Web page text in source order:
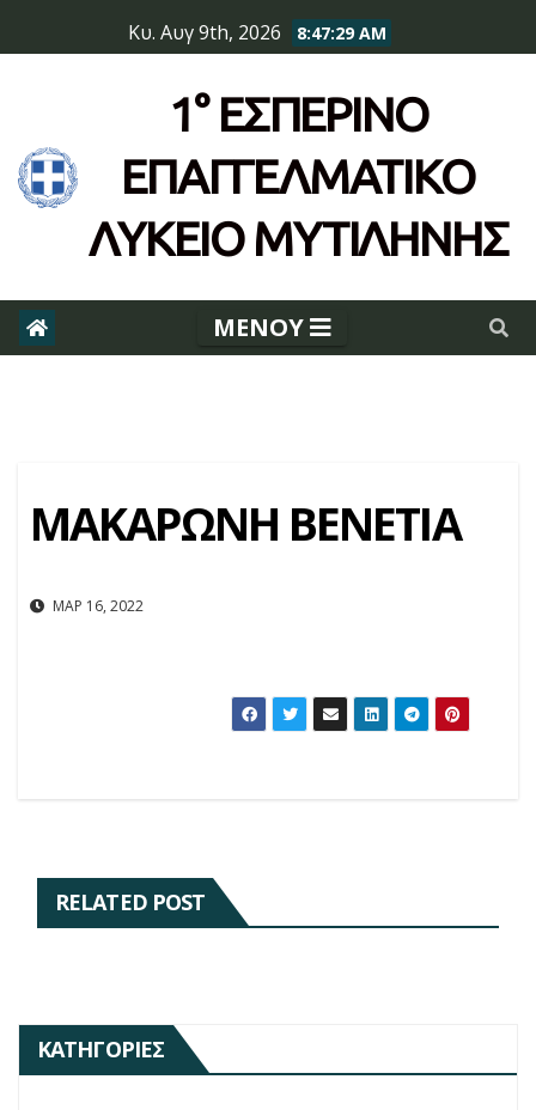
to
Κυ. Αυγ 9th, 2026 8:47:29 AM
1° ΕΣΠΕΡΙΝΌ
ΕΠΆΓΓΕΛΜΑΤΙΚΟ
ΛΥΚΕΙΟ ΜΥΤΙΛΗΝΗΣ
ΜΑΚΑΡΩΝΗ ΒΕΝΕΤΙΑ
ΜΑΡ 16, 2022
RELATED POST
ΚΑΤΗΓΟΡΊΕΣ